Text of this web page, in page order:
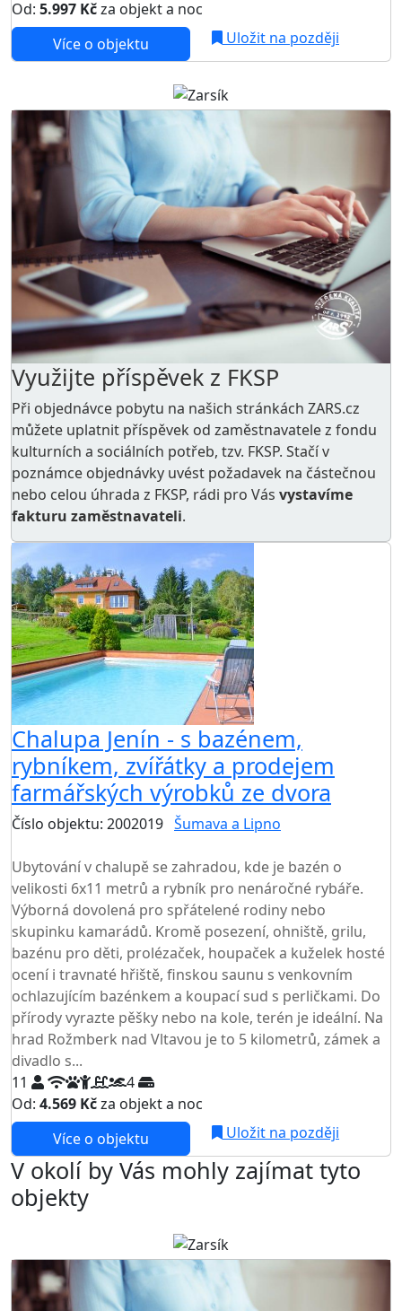
Od: 5.997 Kčza objekt a noc
Více o objektu
Uložit na později
Využijte příspěvek z FKSP
Při objednávce pobytu na našich stránkách ZARS.cz
můžete uplatnit příspěvek od zaměstnavatele z fondu
kulturních a sociálních potřeb, tzv. FKSP. Stačí v
poznámce objednávky uvést požadavek na částečnou
nebo celou úhrada z FKSP, rádi pro Vás vystavíme
fakturu zaměstnavateli.
Chalupa Jenín - s bazénem,
rybníkem, zvířátky a prodejem
farmářských výrobků ze dvora
Číslo objektu: 2002019 Šumava a Lipno
Ubytování v chalupě se zahradou, kde je bazén o
velikosti 6x11 metrů a rybník pro nenáročné rybáře.
Výborná dovolená pro spřátelené rodiny nebo
skupinku kamarádů. Kromě posezení, ohniště, grilu,
bazénu pro děti, prolézaček, houpaček a kuželek hosté
ocení i travnaté hřiště, finskou saunu s venkovním
ochlazujícím bazénkem a koupací sud s perličkami. Do
přírody vyrazte pěšky nebo na kole, terén je ideální. Na
hrad Rožmberk nad Vltavou je to 5 kilometrů, zámek a
divadlo s...
11
4
Od: 4.569 Kčza objekt a noc
Více o objektu
Uložit na později
V okolí by Vás mohly zajímat tyto
objekty